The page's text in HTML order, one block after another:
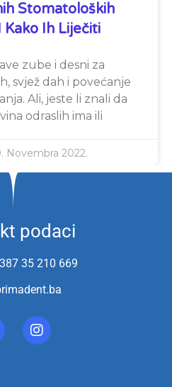
Stomatoloških
Ih Liječiti
zube i desni za
svjež dah i povećanje
Ali, jeste li znali da
odraslih ima ili
Novembra 2022.
podaci
35 210 669